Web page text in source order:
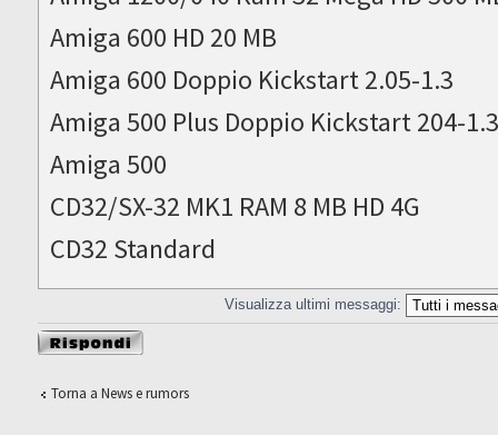
Amiga 600 HD 20 MB
Amiga 600 Doppio Kickstart 2.05-1.3
Amiga 500 Plus Doppio Kickstart 204-
Amiga 500
CD32/SX-32 MK1 RAM 8 MB HD 4G
CD32 Standard
Visualizza ultimi messaggi:
Rispondi al
messaggio
Torna a News e rumors